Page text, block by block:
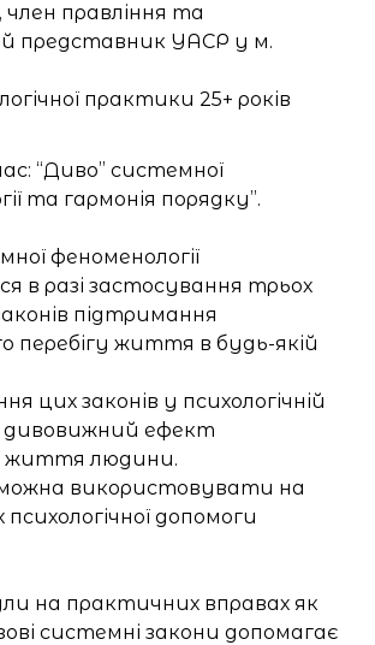
член правління та
представник УАСР у м.
практики 25+ років
“Диво” системної
та гармонія порядку”.
феноменології
в разі застосування трьох
підтримання
перебігу життя в будь-якій
цих законів у психологічній
дивовижний ефект
життя людини.
використовувати на
психологічної допомоги
на практичних вправах як
системні закони допомагає